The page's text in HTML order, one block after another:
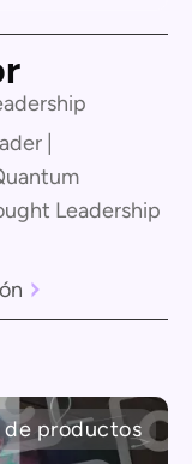
|
Leadership
de productos